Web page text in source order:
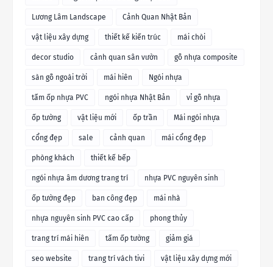
Lương Lâm Landscape Cảnh Quan Nhật Bản
vật liệu xây dựng thiết kế kiến trúc mái chòi
decor studio cảnh quan sân vườn gỗ nhựa composite
sàn gỗ ngoài trời mái hiên Ngói nhựa
tấm ốp nhựa PVC ngói nhựa Nhật Bản vỉ gỗ nhựa
ốp tường vật liệu mới ốp trần Mái ngói nhựa
cổng đẹp sale cảnh quan mái cổng đẹp
phòng khách thiết kế bếp
ngói nhựa âm dương trang trí nhựa PVC nguyên sinh
ốp tường đẹp ban công đẹp mái nhà
nhựa nguyên sinh PVC cao cấp phong thủy
trang trí mái hiên tấm ốp tường giảm giá
seo website trang trí vách tivi vật liệu xây dựng mới